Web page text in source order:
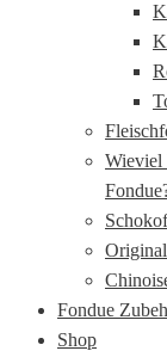
Wieviel
Fondue
Shop